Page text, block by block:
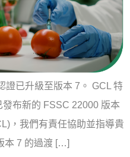
證已升級至版本 7。 GCL 特
布新的 FSSC 22000 版本
，我們有責任協助並指導貴
本 7 的過渡 […]